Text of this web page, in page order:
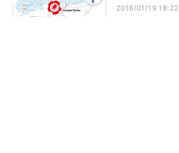
2016/01/19 18:22